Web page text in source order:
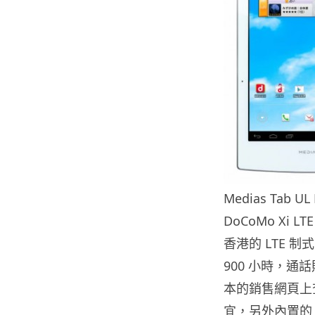
Medias Tab UL
DoCoMo Xi
香港的 LTE 制
900 小時，通
本的銷售網頁
宜，另外內置